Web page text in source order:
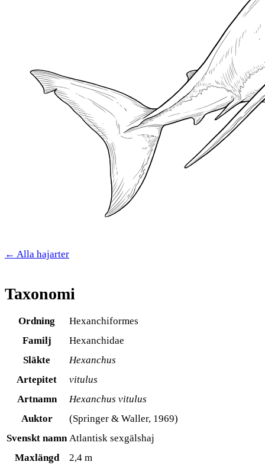
← Alla hajarter
Taxonomi
Ordning
Hexanchiformes
Familj
Hexanchidae
Släkte
Hexanchus
Artepitet
vitulus
Artnamn
Hexanchus vitulus
Auktor
(Springer & Waller, 1969)
Svenskt namn Atlantisk sexgälshaj
Maxlängd
2,4 m